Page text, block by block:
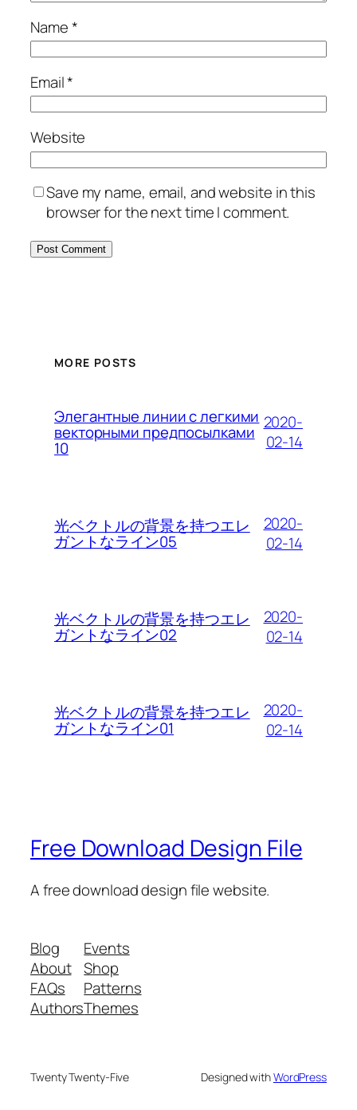
Name*
Email*
Website
Save my name, email, and website in this
browser for the next time I comment.
MORE POSTS
Элегантные линии с легкими
векторными предпосылками
10
2020-
02-14
光ベクトルの背景を持つエレ
ガントなライン05
2020-
02-14
光ベクトルの背景を持つエレ
ガントなライン02
2020-
02-14
光ベクトルの背景を持つエレ
ガントなライン01
2020-
02-14
Free Download Design File
A free download design file website.
Blog
About
FAQs
Authors
Events
Shop
Patterns
Themes
Twenty Twenty-Five Designed withWordPress